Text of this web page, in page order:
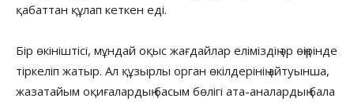
қабаттан құлап кеткен еді.
Бір өкініштісі, мұндай оқыс жағдайлар еліміздің әр өңірінде
тіркеліп жатыр. Ал құзырлы орган өкілдерінің айтуынша,
жазатайым оқиғалардың басым бөлігі ата-аналардың бала